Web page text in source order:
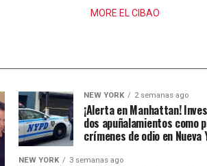
MORE EL CIBAO
NEW YORK 2 semanas ago
¡Alerta en Manhattan!
dos apuñalamientos como
crímenes de odio en Nueva
NEW YORK 3 semanas ago